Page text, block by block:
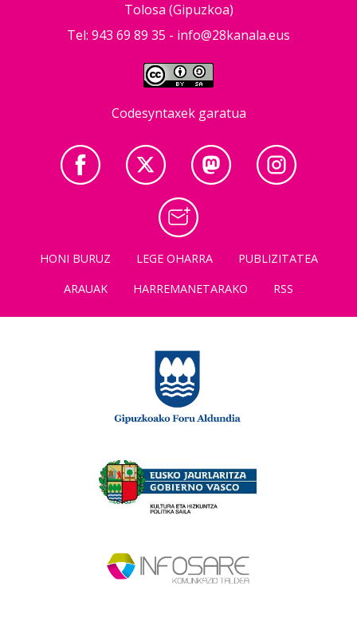
Tolosa (Gipuzkoa)
Tel: 943 69 89 35 - info@28kanala.eus
Codesyntaxek garatua
HONI BURUZ LEGE OHARRA
PUBLIZITATEA
ARAUAK
HARREMANETARAKO RSS